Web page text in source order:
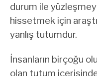
durum ile
hissetmek için
yanlış tutumdur.
İnsanların birçoğu
olan tutum